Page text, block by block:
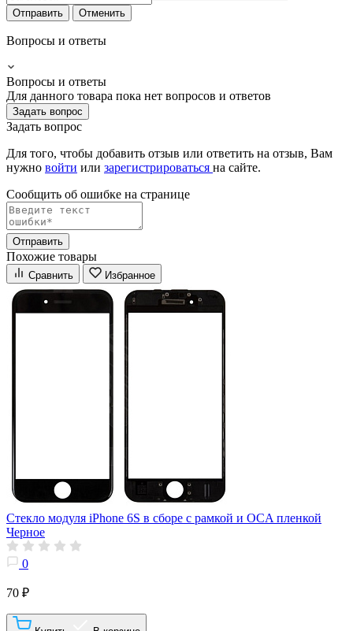
Отправить Отменить
Вопросы и ответы
Вопросы и ответы
Для данного товара пока нет вопросов и ответов
Задать вопрос
Задать вопрос
Для того, чтобы добавить отзыв или ответить на отзыв, Вам
нужно войти или зарегистрироваться на сайте.
Сообщить об ошибке на страницe
Отправить
Похожие товары
Сравнить Избранное
Стекло модуля iPhone 6S в сборе с рамкой и OCA пленкой
Черное
0
70 ₽